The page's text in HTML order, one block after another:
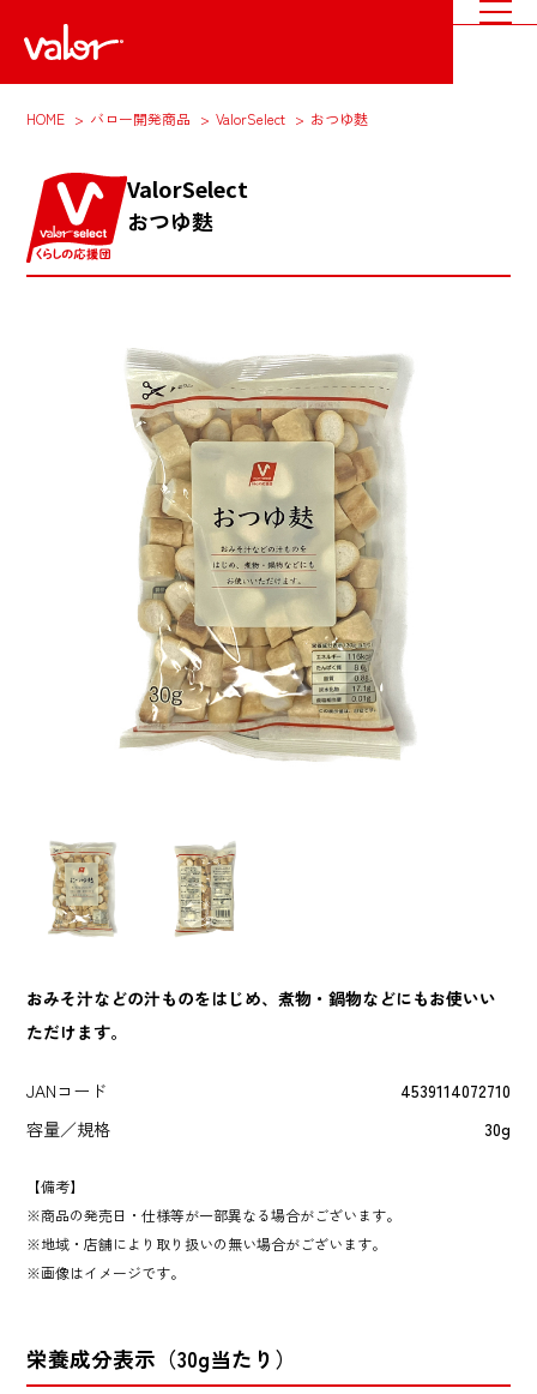
HOME バロー開発商品 ValorSelect おつゆ麩
ValorSelect
おつゆ麩
おみそ汁などの汁ものをはじめ、煮物・鍋物などにもお使いい
ただけます。
JANコード
4539114072710
容量／規格
30g
【備考】
商品の発売日・仕様等が一部異なる場合がございます。
地域・店舗により取り扱いの無い場合がございます。
画像はイメージです。
栄養成分表示（30g当たり）